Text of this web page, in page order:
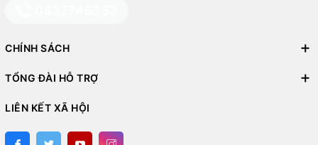
CHÍNH SÁCH
TỔNG ĐÀI HỖ TRỢ
LIÊN KẾT XÃ HỘI